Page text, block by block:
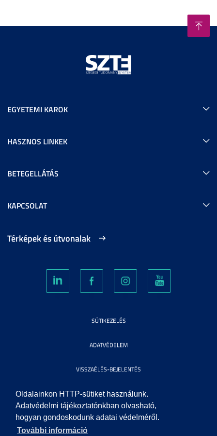
Oldalainkon HTTP-sütiket használunk.
Adatvédelmi tájékoztatónkban olvasható,
hogyan gondoskodunk adatai védelméről.
További információ
EGYETEMI KAROK
HASZNOS LINKEK
BETEGELLÁTÁS
KAPCSOLAT
Térképek és útvonalak
SÜTIKEZELÉS
ADATVÉDELEM
VISSZAÉLÉS-BEJELENTÉS
KÖZÉRDEKŰ ADATOK
IMPRESSZUM